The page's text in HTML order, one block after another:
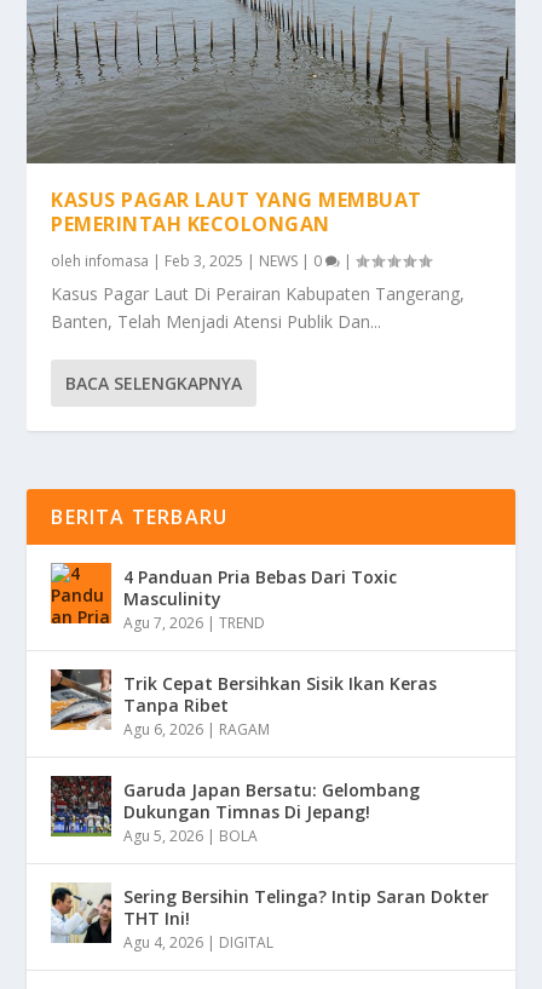
KASUS PAGAR LAUT YANG MEMBUAT
PEMERINTAH KECOLONGAN
oleh infomasa | Feb 3, 2025 | NEWS | 0 |
Kasus Pagar Laut Di Perairan Kabupaten Tangerang,
Banten, Telah Menjadi Atensi Publik Dan...
BACA SELENGKAPNYA
BERITA TERBARU
4 Panduan Pria Bebas Dari Toxic
Masculinity
Agu 7, 2026 |TREND
Trik Cepat Bersihkan Sisik Ikan Keras
Tanpa Ribet
Agu 6, 2026 | RAGAM
Garuda Japan Bersatu: Gelombang
Dukungan Timnas Di Jepang!
Agu 5, 2026 | BOLA
Sering Bersihin Telinga? Intip Saran Dokter
THT Ini!
Agu 4, 2026 | DIGITAL